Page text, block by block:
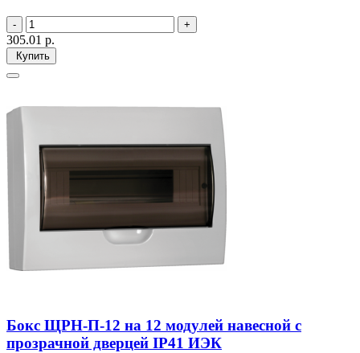
305.01 р.
Купить
Бокс ЩРН-П-12 на 12 модулей навесной с
прозрачной дверцей IP41 ИЭК